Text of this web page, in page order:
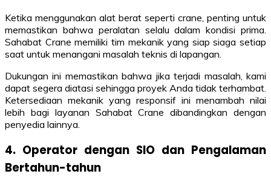
Ketika menggunakan alat berat seperti crane, penting untuk
memastikan bahwa peralatan selalu dalam kondisi prima.
Sahabat Crane memiliki tim mekanik yang siap siaga setiap
saat untuk menangani masalah teknis di lapangan.
Dukungan ini memastikan bahwa jika terjadi masalah, kami
dapat segera diatasi sehingga proyek Anda tidak terhambat.
Ketersediaan mekanik yang responsif ini menambah nilai
lebih bagi layanan Sahabat Crane dibandingkan dengan
penyedia lainnya.
4. Operator dengan SIO dan Pengalaman
Bertahun-tahun